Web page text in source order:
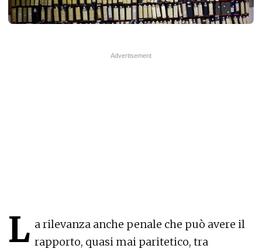
L a rilevanza anche penale che può avere il
rapporto, quasi mai paritetico, tra